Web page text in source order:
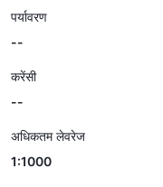
पर्यावरण
--
करेंसी
--
अधिकतम लेवरेज
1:1000